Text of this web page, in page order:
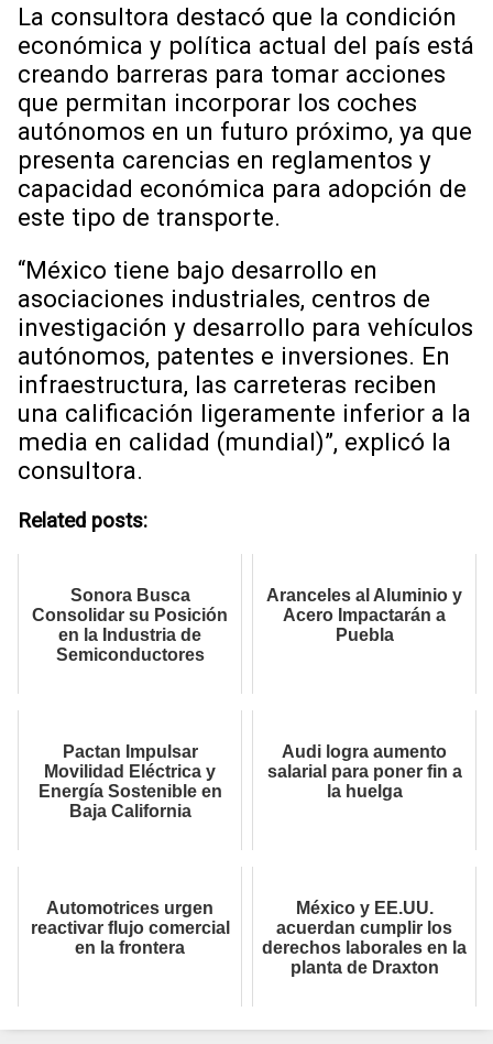
La consultora destacó que la condición
económica y política actual del país está
creando barreras para tomar acciones
que permitan incorporar los coches
autónomos en un futuro próximo, ya que
presenta carencias en reglamentos y
capacidad económica para adopción de
este tipo de transporte.
“México tiene bajo desarrollo en
asociaciones industriales, centros de
investigación y desarrollo para vehículos
autónomos, patentes e inversiones. En
infraestructura, las carreteras reciben
una calificación ligeramente inferior a la
media en calidad (mundial)”, explicó la
consultora.
Related posts:
Sonora Busca
Consolidar su Posición
en la Industria de
Semiconductores
Aranceles al Aluminio y
Acero Impactarán a
Puebla
Pactan Impulsar
Movilidad Eléctrica y
Energía Sostenible en
Baja California
Audi logra aumento
salarial para poner fin a
la huelga
Automotrices urgen
reactivar flujo comercial
en la frontera
México y EE.UU.
acuerdan cumplir los
derechos laborales en la
planta de Draxton